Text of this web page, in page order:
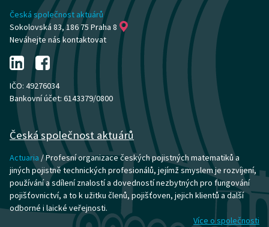
Česká společnost aktuárů
Sokolovská 83, 186 75 Praha 8
Neváhejte nás kontaktovat
IČO: 49276034
Bankovní účet: 6143379/0800
Česká společnost aktuárů
Actuaria / Profesní organizace českých pojistných matematiků a
jiných pojistně technických profesionálů, jejímž smyslem je rozvíjení,
používání a sdílení znalostí a dovedností nezbytných pro fungování
pojišťovnictví, a to k užitku členů, pojišťoven, jejich klientů a další
odborné i laické veřejnosti.
Více o společnosti